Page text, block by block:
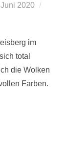
2020
im
total
die Wolken
Farben.